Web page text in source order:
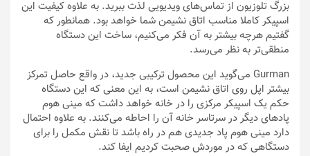
بزرگ تلوزیون از تماس‌های ویدیویی لذت ببرید. به علاوه کیفیت این
اسپیکر کاملا مناسب اتاق نشیمن شما خواهد بود. همانطور که
گفتیم هرچه بیشتر به آن فکر می‌کنیم، ساخت این دستگاه
منطقی‌تر به نظر می‌رسد.
Gurman می‌گوید این محصول ترکیبی جدید، در واقع حاصل تمرکز
بیشتر اپل روی اتاق نشیمن است، به این معنی که این دستگاه
حکم یک اسپیکر مرکزی را در خانه خواهد داشت که مینی هوم
پادهای دیگر در سرتاسر خانه آن را احاطه می‌کنند. به علاوه احتمال
دارد مینی هوم پاد جدیدی هم در راه باشد تا نقش مکمل را برای
دستگاهی که در موردش صحبت کردیم ایفا کند.